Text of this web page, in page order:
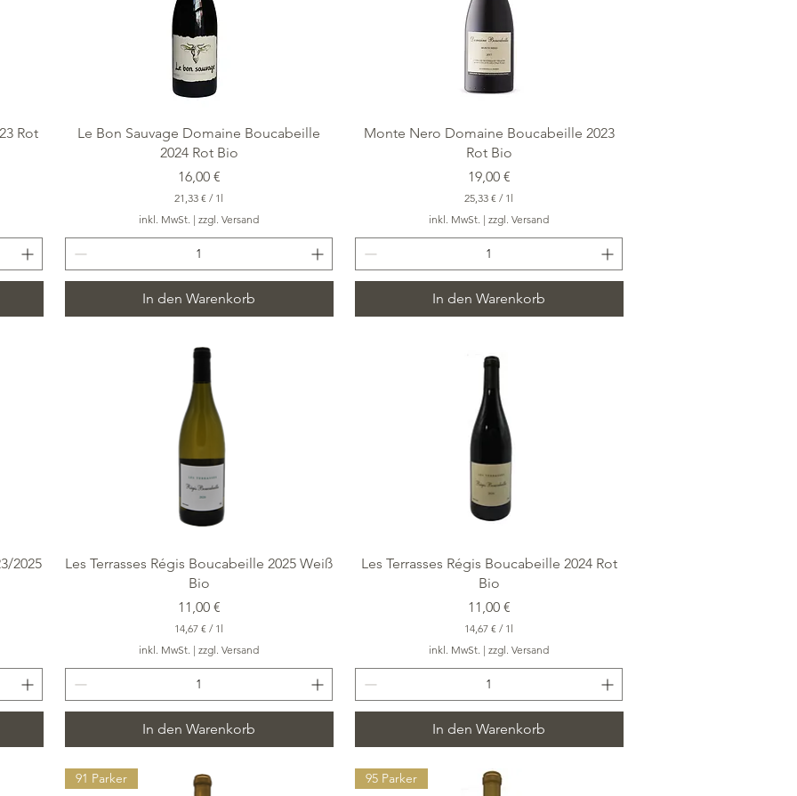
Rot
Schnellansicht
Le Bon Sauvage Domaine Boucabeille
2024 Rot Bio
Preis
16,00 €
21,33 € / 1l
1
,
3
3
€
i
inkl. MwSt. |zzgl. Versand
In den Warenkorb
Schnellansicht
Monte Nero Domaine Boucabeille 2023
Rot Bio
Preis
19,00 €
25,33 € / 1l
5
,
3
3
€
1
L
t
inkl. MwSt. |zzgl. Versand
In den Warenkorb
2025
Schnellansicht
Les Terrasses Régis Boucabeille 2025 Weiß
Bio
Preis
11,00 €
14,67 € / 1l
4
,
6
7
€
1
inkl. MwSt. |zzgl. Versand
In den Warenkorb
Schnellansicht
Les Terrasses Régis Boucabeille 2024 Rot
Bio
Preis
11,00 €
14,67 € / 1l
4
,
6
7
€
o
1
inkl. MwSt. |zzgl. Versand
In den Warenkorb
91 Parker 95 Parker